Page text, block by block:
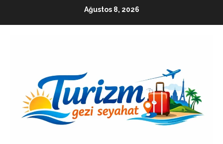
Ağustos 8, 2026